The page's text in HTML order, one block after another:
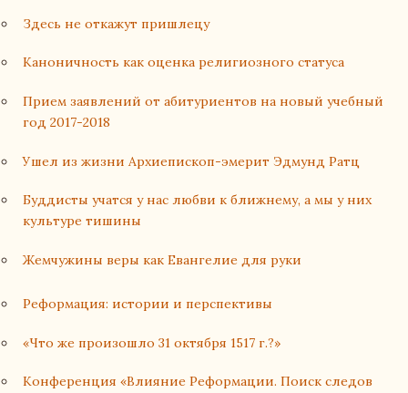
Здесь не откажут пришлецу
Каноничность как оценка религиозного статуса
Прием заявлений от абитуриентов на новый учебный
год 2017-2018
Ушел из жизни Архиепископ-эмерит Эдмунд Ратц
Буддисты учатся у нас любви к ближнему, а мы у них
культуре тишины
Жемчужины веры как Евангелие для руки
Реформация: истории и перспективы
«Что же произошло 31 октября 1517 г.?»
Конференция «Влияние Реформации. Поиск следов